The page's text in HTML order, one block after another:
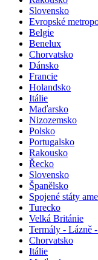
Slovensko
Evropské
Belgie
Benelux
Chorvatsko
Dánsko
Francie
Holandsko
Itálie
Maďarsko
Nizozemsko
Polsko
Portugalsko
Rakousko
Řecko
Slovensko
Španělsko
Spojené státy
Turecko
Velká Británie
Termály - Lázně
Chorvatsko
Itálie